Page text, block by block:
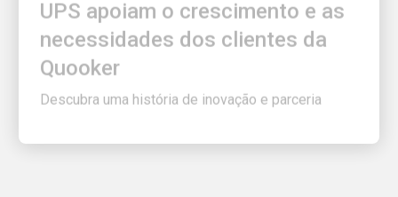
necessidades dos clientes da
Quooker
Descubra uma história de inovação e parceria